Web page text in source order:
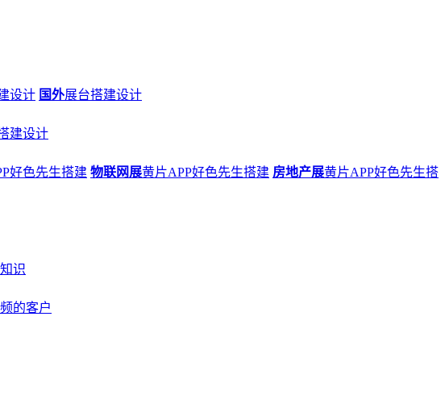
设计 国外展台搭建设计
建设计
好色先生搭建 物联网展黄片APP好色先生搭建 房地产展黄片APP好色先生搭
识
的客户